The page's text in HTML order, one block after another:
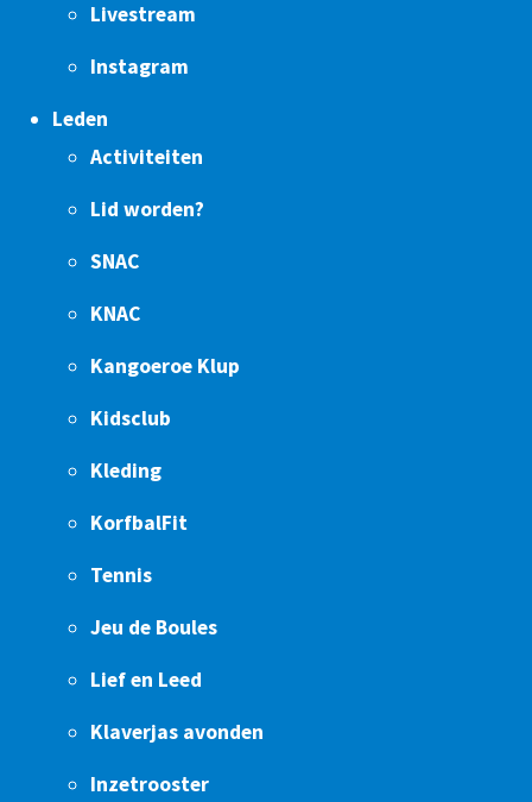
Livestream
Instagram
Leden
Activiteiten
Lid worden?
SNAC
KNAC
Kangoeroe Klup
Kidsclub
Kleding
KorfbalFit
Tennis
Jeu de Boules
Lief en Leed
Klaverjas avonden
Inzetrooster